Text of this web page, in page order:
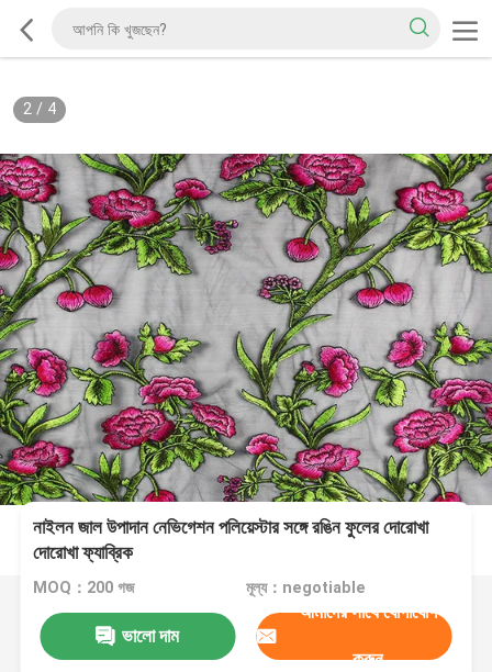
2/ 4
নাইলন জাল উপাদান নেভিগেশন পলিয়েস্টার সঙ্গে রঙিন ফুলের দোরোখা
দোরোখা ফ্যাব্রিক
MOQ：200 গজ মূল্য：negotiable
ভালো দাম
আমাদের সাথে যোগাযোগ
করুন